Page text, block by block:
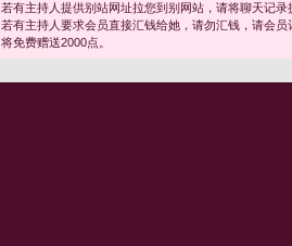
若有主持人提供别站网址拉您到别网站，请将聊天记录
若有主持人要求会员直接汇钱给她，请勿汇钱，请会
将免费赠送2000点。